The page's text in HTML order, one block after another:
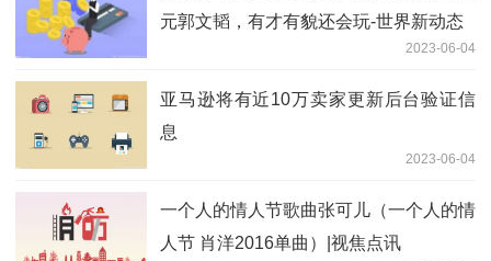
元郭文韬，有才有貌还会玩-世界新动态
2023-06-04
亚马逊将有近10万卖家更新后台验证信
息
2023-06-04
一个人的情人节歌曲张可儿（一个人的情
人节 肖洋2016单曲）|视焦点讯